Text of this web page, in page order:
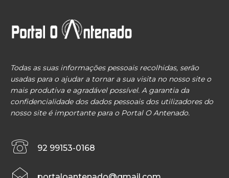
Todas as suas informações pessoais recolhidas, serão
usadas para o ajudar a tornar a sua visita no nosso site o
mais produtiva e agradável possível. A garantia da
confidencialidade dos dados pessoais dos utilizadores do
nosso site é importante para o Portal O Antenado.
92 99153-0168